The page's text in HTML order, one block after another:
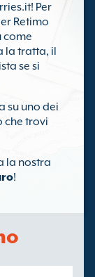
Per
Retimo
come
la tratta, il
se si
su uno dei
che trovi
la nostra
!